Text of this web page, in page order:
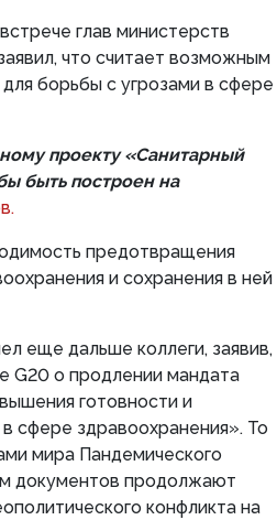
глав министерств
что считает возможным
борьбы с угрозами в сфере
проекту «Санитарный
быть построен на
предотвращения
и сохранения в ней
еще дальше коллеги, заявив,
G20 о продлении мандата
готовности и
сфере здравоохранения». То
мира Пандемического
документов продолжают
конфликта на